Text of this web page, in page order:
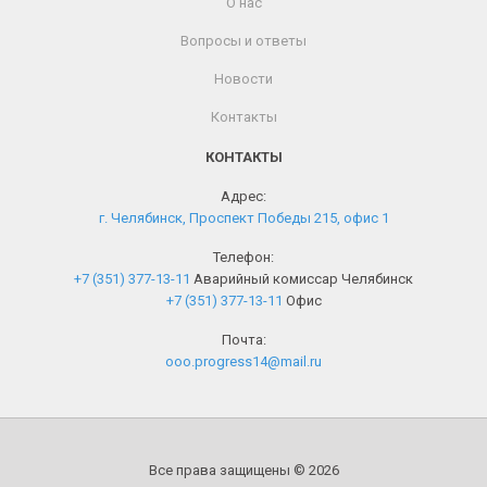
Вопросы и ответы
Новости
Контакты
КОНТАКТЫ
Адрес:
г. Челябинск, Проспект Победы 215, офис 1
Телефон:
+7 (351) 377-13-11 Аварийный комиссар Челябинск
+7 (351) 377-13-11 Офис
Почта:
ooo.progress14@mail.ru
Все права защищены © 2026